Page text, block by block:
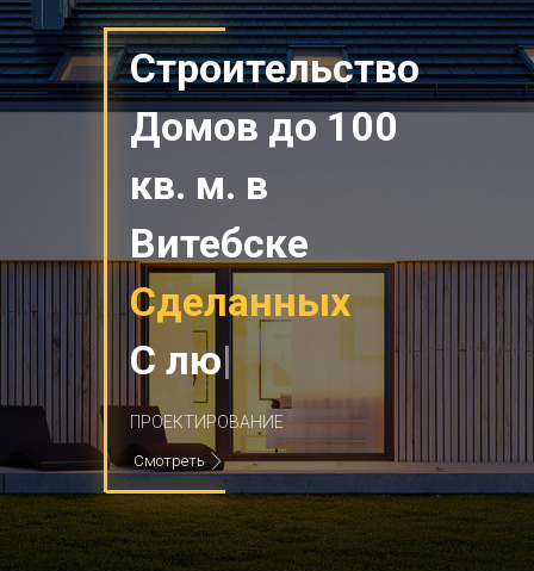
Сделанных
С любовью |
ПРОЕКТИРОВАНИЕ
Смотреть
Строительство
Домов до 100
кв. м. в
Витебске